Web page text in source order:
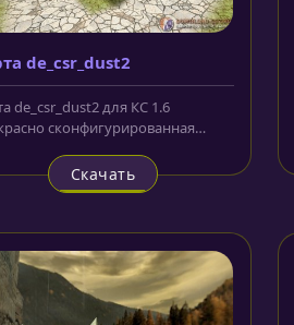
de_csr_dust2
de_csr_dust2 для КС 1.6
сконфигурированная
Скачать